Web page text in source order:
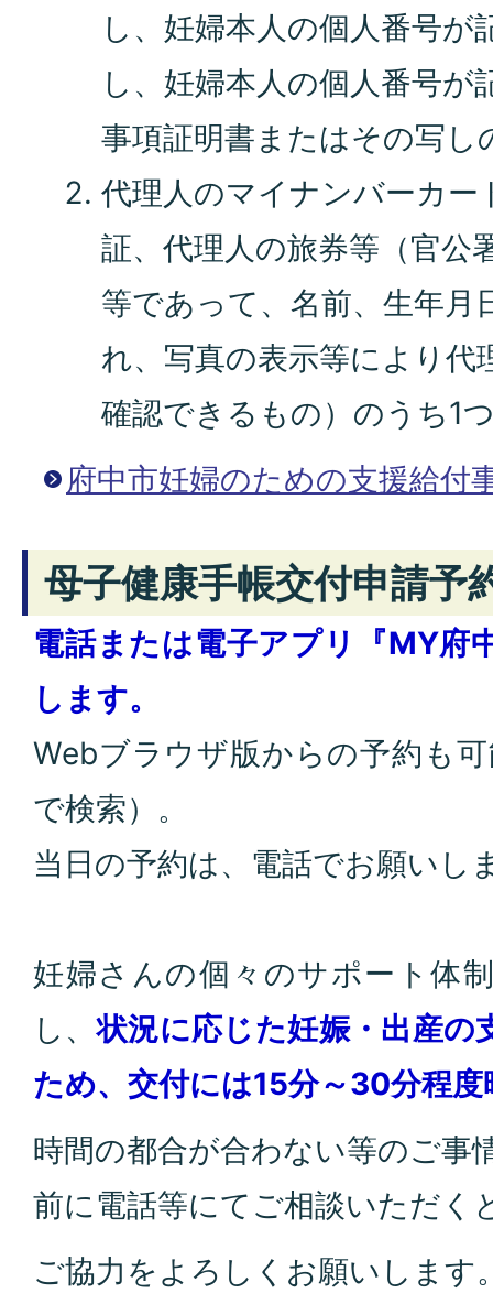
し、妊婦本人の個人番号が
し、妊婦本人の個人番号が
事項証明書またはその写し
代理人のマイナンバーカー
証、代理人の旅券等（官公
等であって、名前、生年月
れ、写真の表示等により代
確認できるもの）のうち1
府中市妊婦のための支援給付
母子健康手帳交付申請予
電話または電子アプリ『MY府
します。
Webブラウザ版からの予約も
で検索）。
当日の予約は、電話でお願いし
妊婦さんの個々のサポート体
し、状況に応じた妊娠・出産の
ため、交付には15分～30分程
時間の都合が合わない等のご事
前に電話等にてご相談いただく
ご協力をよろしくお願いします